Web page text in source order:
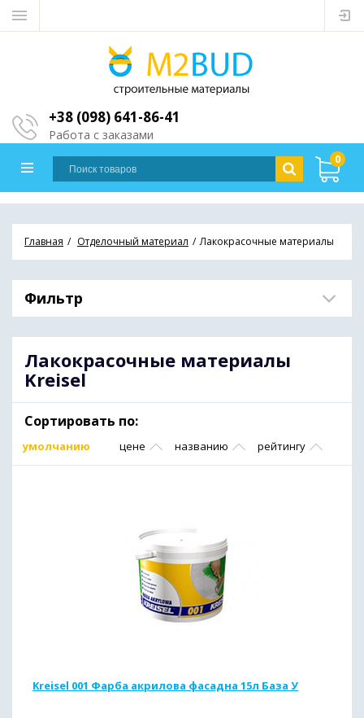
+38 (098) 641-86-41
Работа с заказами
0
Главная Отделочный материал Лакокрасочные материалы
Фильтр
Лакокрасочные материалы
Kreisel
Сортировать по:
умолчанию цене названию рейтингу
Kreisel 001 Фарба акрилова фасадна 15л База У